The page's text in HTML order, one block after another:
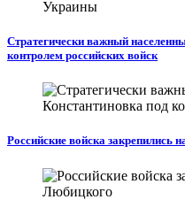
Стратегически важный
контролем российских войск
Российские войска закрепились